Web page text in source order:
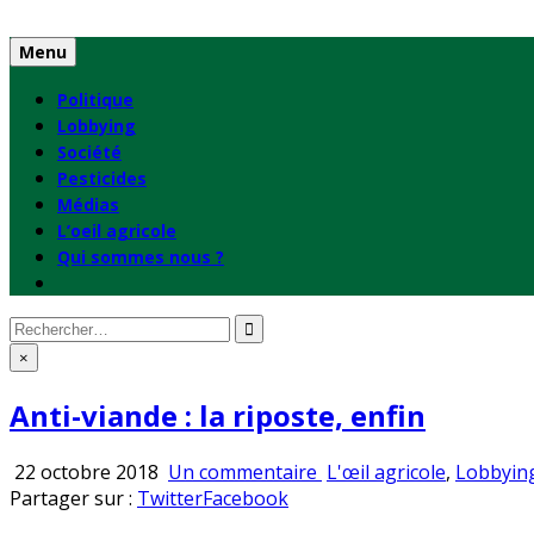
to
content
Menu
Politique
Lobbying
Société
Pesticides
Médias
L’oeil agricole
Qui sommes nous ?
Rechercher
: ×
Anti-viande : la riposte, enfin
22 octobre 2018 Un commentaire sur
Publié
L'œil agricole,
Partager sur : TwitterFacebook